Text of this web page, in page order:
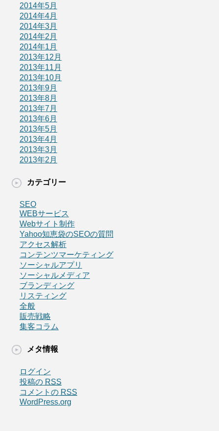
2014年5月
2014年4月
2014年3月
2014年2月
2014年1月
2013年12月
2013年11月
2013年10月
2013年9月
2013年8月
2013年7月
2013年6月
2013年5月
2013年4月
2013年3月
2013年2月
カテゴリー
SEO
WEBサービス
Webサイト制作
Yahoo知恵袋のSEOの質問
アクセス解析
コンテンツマーケティング
ソーシャルアプリ
ソーシャルメディア
ブランディング
リスティング
全般
販売戦略
集客コラム
メタ情報
ログイン
投稿の RSS
コメントの RSS
WordPress.org